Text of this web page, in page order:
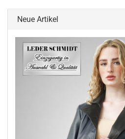
Neue Artikel